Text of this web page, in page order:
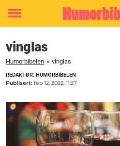
Toggle
vinglas
Humorbibelen » vinglas
REDAKTØR: HUMORBIBELEN
Publisert: feb 12, 2022, 11:27